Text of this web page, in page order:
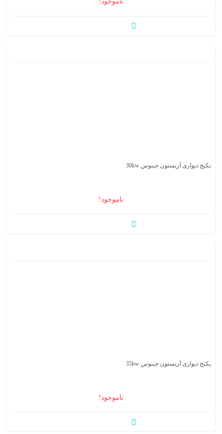
پکیج دیواری آریستون جینوس 30kw
ناموجود!
پکیج دیواری آریستون جینوس 35kw
ناموجود!